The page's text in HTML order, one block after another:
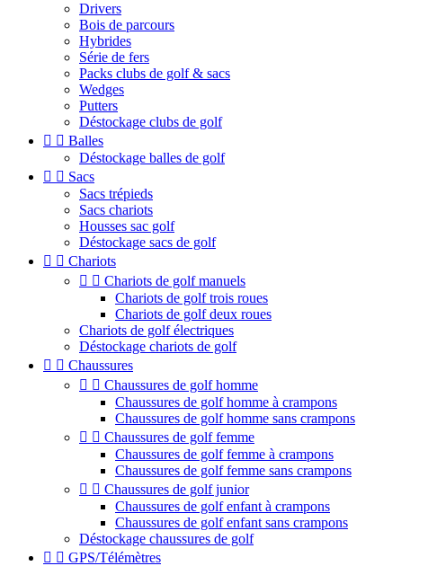
Drivers
Bois de parcours
Hybrides
Série de fers
Packs clubs de golf & sacs
Wedges
Putters
Déstockage clubs de golf
  Balles
Déstockage balles de golf
  Sacs
Sacs trépieds
Sacs chariots
Housses sac golf
Déstockage sacs de golf
  Chariots
  Chariots de golf manuels
Chariots de golf trois roues
Chariots de golf deux roues
Chariots de golf électriques
Déstockage chariots de golf
  Chaussures
  Chaussures de golf homme
Chaussures de golf homme à crampons
Chaussures de golf homme sans crampons
  Chaussures de golf femme
Chaussures de golf femme à crampons
Chaussures de golf femme sans crampons
  Chaussures de golf junior
Chaussures de golf enfant à crampons
Chaussures de golf enfant sans crampons
Déstockage chaussures de golf
  GPS/Télémètres